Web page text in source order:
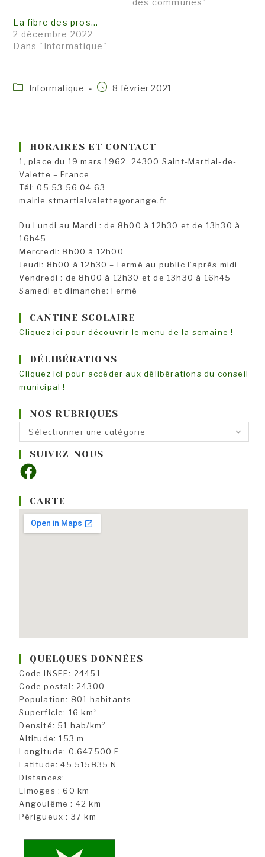
La fibre des pros…
2 décembre 2022
Dans "Informatique"
PostInformatique
Publication
8 février 2021
HORAIRES ET CONTACT
1, place du 19 mars 1962, 24300 Saint-Martial-de-
Valette – France
Tél: 05 53 56 04 63
mairie.stmartialvalette@orange.fr
Du Lundi au Mardi : de 8h00 à 12h30 et de 13h30 à
16h45
Mercredi: 8h00 à 12h00
Jeudi: 8h00 à 12h30 – Fermé au public l’après midi
Vendredi : de 8h00 à 12h30 et de 13h30 à 16h45
Samedi et dimanche: Fermé
CANTINE SCOLAIRE
Cliquez ici pour découvrir le menu de la semaine !
DÉLIBÉRATIONS
Cliquez ici pour accéder aux délibérations du conseil
municipal !
NOS RUBRIQUES
Nos
rubriques
Sélectionner une catégorie
SUIVEZ-NOUS
Facebook
CARTE
QUELQUES DONNÉES
Code INSEE: 24451
Code postal: 24300
Population: 801 habitants
Superficie: 16 km²
Densité: 51 hab/km²
Altitude: 153 m
Longitude: 0.647500 E
Latitude: 45.515835 N
Distances:
Limoges : 60 km
Angoulême : 42 km
Périgueux : 37 km